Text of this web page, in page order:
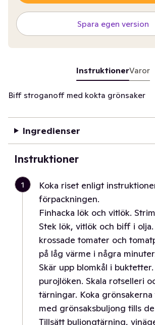
Spara egen version
InstruktionerVaror
Biff stroganoff med kokta grönsaker
Ingredienser
Instruktioner
1
Koka riset enligt
förpackningen.
Finhacka lök och vitlök.
Stek lök, vitlök och biff i
krossade tomater och
på låg värme i några
Skär upp blomkål i buktetter.
purojlöken. Skala rotselleri
tärningar. Koka grönsakerna
med grönsaksbuljong tills
Tillsätt buljongtärning,